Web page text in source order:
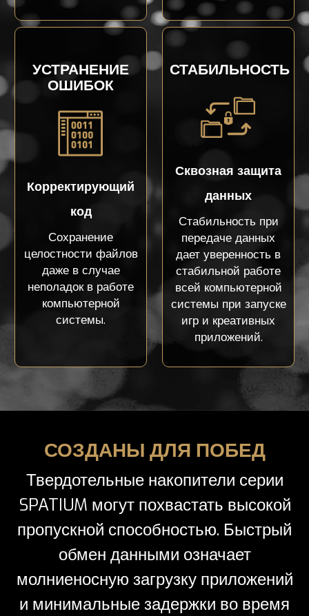
УСТРАНЕНИЕ
ОШИБОК
Корректирующий
код
Сохранение
целостности файлов
даже в случае
неполадок в работе
компьютерной
системы.
СТАБИЛЬНОСТЬ
Сквозная защита
данных
Стабильность при
передаче данных
дает уверенность в
стабильной работе
всей компьютерной
системы при запуске
игр и креативных
приложений.
СОЗДАНЫ ДЛЯ ПОБЕД
Твердотельные накопители серии
SPATIUM могут похвастать высокой
пропускной способностью. Быстрый
обмен данными означает
молниеносную загрузку приложений
и минимальные задержки во время